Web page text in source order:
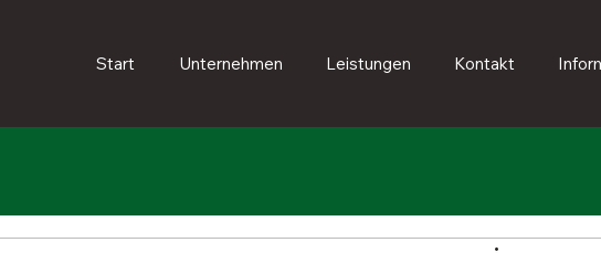
Start Unternehmen Leistungen Kontakt